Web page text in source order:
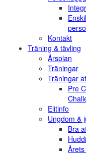
Kontakt
Träning & tävling
Årsplan
Träningar
Träningar
Pre
Elitinfo
Ungdom &
Bra